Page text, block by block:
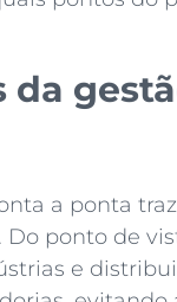
da
a ponta
ponto de
e